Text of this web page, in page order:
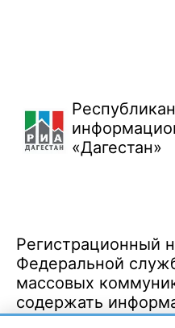
«Дагестан»
Регистрационный
Федеральной
массовых
содержать